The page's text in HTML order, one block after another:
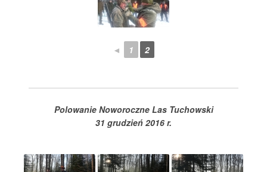
◄ 1 2
Polowanie Noworoczne Las Tuchowski
31 grudzień 2016 r.